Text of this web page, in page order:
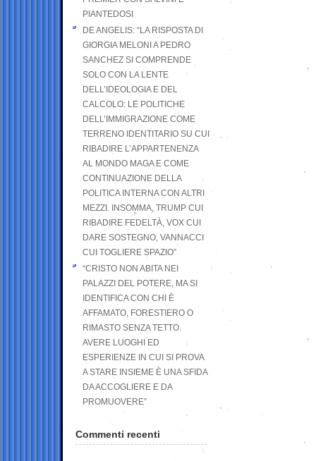
PIANTEDOSI
DE ANGELIS: “LA RISPOSTA DI
GIORGIA MELONI A PEDRO
SANCHEZ SI COMPRENDE
SOLO CON LA LENTE
DELL’IDEOLOGIA E DEL
CALCOLO: LE POLITICHE
DELL’IMMIGRAZIONE COME
TERRENO IDENTITARIO SU CUI
RIBADIRE L’APPARTENENZA
AL MONDO MAGA E COME
CONTINUAZIONE DELLA
POLITICA INTERNA CON ALTRI
MEZZI. INSOMMA, TRUMP CUI
RIBADIRE FEDELTÀ, VOX CUI
DARE SOSTEGNO, VANNACCI
CUI TOGLIERE SPAZIO”
“CRISTO NON ABITA NEI
PALAZZI DEL POTERE, MA SI
IDENTIFICA CON CHI È
AFFAMATO, FORESTIERO O
RIMASTO SENZA TETTO.
AVERE LUOGHI ED
ESPERIENZE IN CUI SI PROVA
A STARE INSIEME È UNA SFIDA
DA ACCOGLIERE E DA
PROMUOVERE”
Commenti recenti